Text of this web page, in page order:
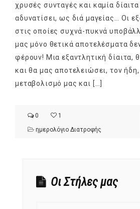
χρυσές συνταγές και καμία
αδυνατίσει, ως διά μαγείας… Οι
στις οποίες συχνά-πυκνά
μας μόνο θετικά αποτελέσματα
φέρουν! Μια εξαντλητική δίαιτα,
και θα μας αποτελειώσει, τον
μεταβολισμό μας και […]
0
1
ημερολόγιο Διατροφής
Οι Στήλες μας